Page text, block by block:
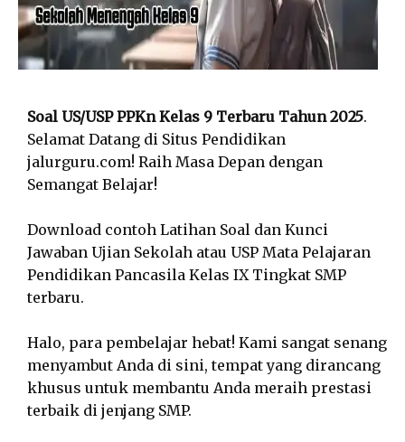
Soal US/USP PPKn Kelas 9 Terbaru Tahun 2025.
Selamat Datang di Situs Pendidikan
jalurguru.com! Raih Masa Depan dengan
Semangat Belajar!
Download contoh Latihan Soal dan Kunci
Jawaban Ujian Sekolah atau USP Mata Pelajaran
Pendidikan Pancasila Kelas IX Tingkat SMP
terbaru.
Halo, para pembelajar hebat! Kami sangat senang
menyambut Anda di sini, tempat yang dirancang
khusus untuk membantu Anda meraih prestasi
terbaik di jenjang SMP.